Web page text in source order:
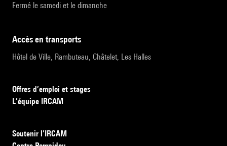
Fermé le samedi et le dimanche
accès en transports
Hôtel de Ville, Rambuteau, Châtelet, Les Halles
Offres d’emploi et stages
L’équipe IRCAM
Soutenir l’IRCAM